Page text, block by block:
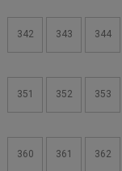
342 343 344
351 352 353
360 361 362